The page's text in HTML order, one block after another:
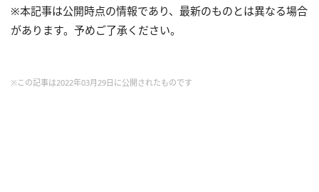
※本記事は公開時点の情報であり、最新のものとは異なる場合
があります。予めご了承ください。
※この記事は2022年03月29日に公開されたものです